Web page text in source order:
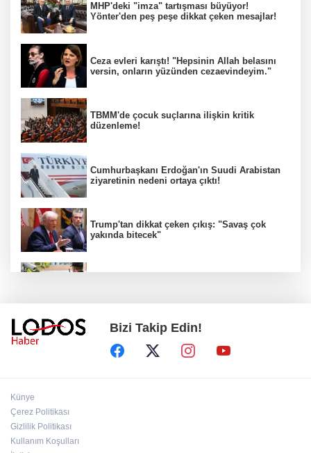
MHP'deki "imza" tartışması büyüyor!
Yönter'den peş peşe dikkat çeken mesajlar!
Ceza evleri karıştı! "Hepsinin Allah belasını
versin, onların yüzünden cezaevindeyim."
TBMM'de çocuk suçlarına ilişkin kritik
düzenleme!
Cumhurbaşkanı Erdoğan'ın Suudi Arabistan
ziyaretinin nedeni ortaya çıktı!
Trump'tan dikkat çeken çıkış: "Savaş çok
yakında bitecek"
Kuşadası Belediyesi'ne 3. dalga operasyon!
15 gözaltı, 7 şüpheli aranıyor!
Bizi Takip Edin!
Künye
Çerez Politikası
Gizlilik Politikası
Kullanım Koşulları